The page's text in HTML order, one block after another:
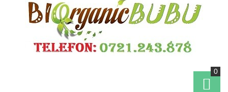
0